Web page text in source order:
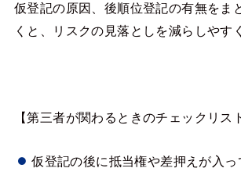
仮登記の原因、後順位登記の有無をま
くと、リスクの見落としを減らしやす
【第三者が関わるときのチェックリス
仮登記の後に抵当権や差押えが入っ